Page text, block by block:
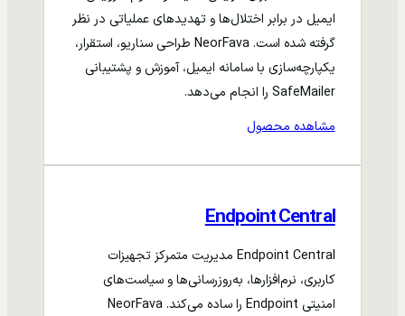
ایمیل در برابر اختلال‌ها و تهدیدهای عملیاتی در نظر
گرفته شده است. NeorFava طراحی سناریو، استقرار،
یکپارچه‌سازی با سامانه ایمیل، آموزش و پشتیبانی
SafeMailer را انجام می‌دهد.
مشاهده محصول
Endpoint Central
Endpoint Central مدیریت متمرکز تجهیزات
کاربری، نرم‌افزارها، به‌روزرسانی‌ها و سیاست‌های
امنیتی Endpoint را ساده می‌کند. NeorFava